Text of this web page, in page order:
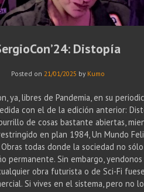
Distopía
Posted on 21/01/2025 by Kumo
ya, libres de Pandemia, en su
con el de la edición anterior:
de cosas bastante abiertas,
en plan 1984, Un Mundo
todas donde la sociedad no
permanente. Sin embargo,
obra futurista o de Sci-Fi
Si vives en el sistema, pero no